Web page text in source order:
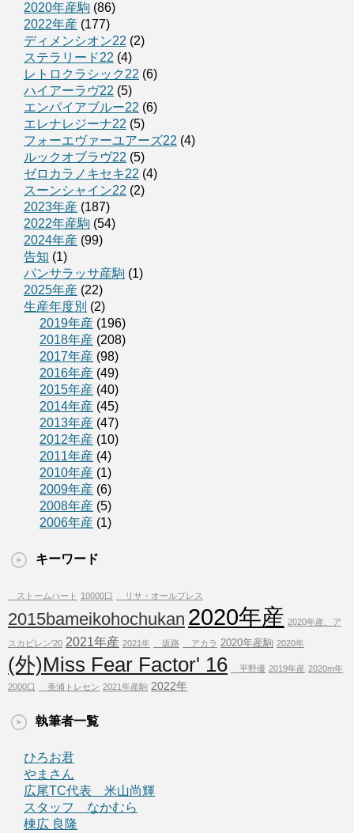
2020年産駒 (86)
2022年産 (177)
ディメンシオン22 (2)
ステラリード22 (4)
レトロクラシック22 (6)
ハイアーラヴ22 (5)
エンパイアブルー22 (6)
エレナレジーナ22 (5)
フォーエヴァーユアーズ22 (4)
ルックオブラヴ22 (5)
ゼロカラノキセキ22 (4)
スーンシャイン22 (2)
2023年産 (187)
2022年産駒 (54)
2024年産 (99)
告知 (1)
パンサラッサ産駒 (1)
2025年産 (22)
生産年度別 (2)
2019年産 (196)
2018年産 (208)
2017年産 (98)
2016年産 (49)
2015年産 (40)
2014年産 (45)
2013年産 (47)
2012年産 (10)
2011年産 (4)
2010年産 (1)
2009年産 (6)
2008年産 (5)
2006年産 (1)
キーワード
ストームハート 10000口 リサ・オールプレス
2015bameikohochukan 2020年産 2020年産、ア
スカビレン'20 2021年産 2021年 坂路 アカラ 2020年産駒 2020年
(外)Miss Fear Factor' 16 平野優 2019年産 2020m年
2000口
美浦トレセン 2021年産駒 2022年
執筆者一覧
ひろお君
やまさん
広尾TC代表 米山尚輝
スタッフ なかむら
棟広 良隆